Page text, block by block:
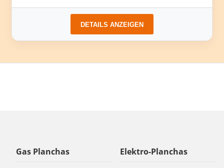
DETAILS ANZEIGEN
Gas Planchas Elektro-Planchas